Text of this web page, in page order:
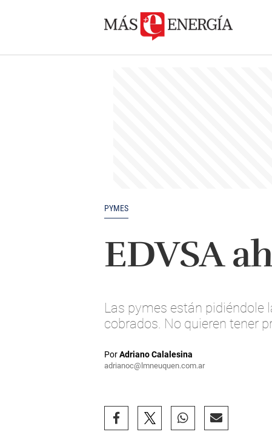
PYMES
EDVSA
Las pymes están pidiéndole
cobrados. No quieren tener
PorAdriano Calalesina
adrianoc@lmneuquen.com.ar